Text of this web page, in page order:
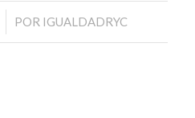
POR IGUALDADRYC